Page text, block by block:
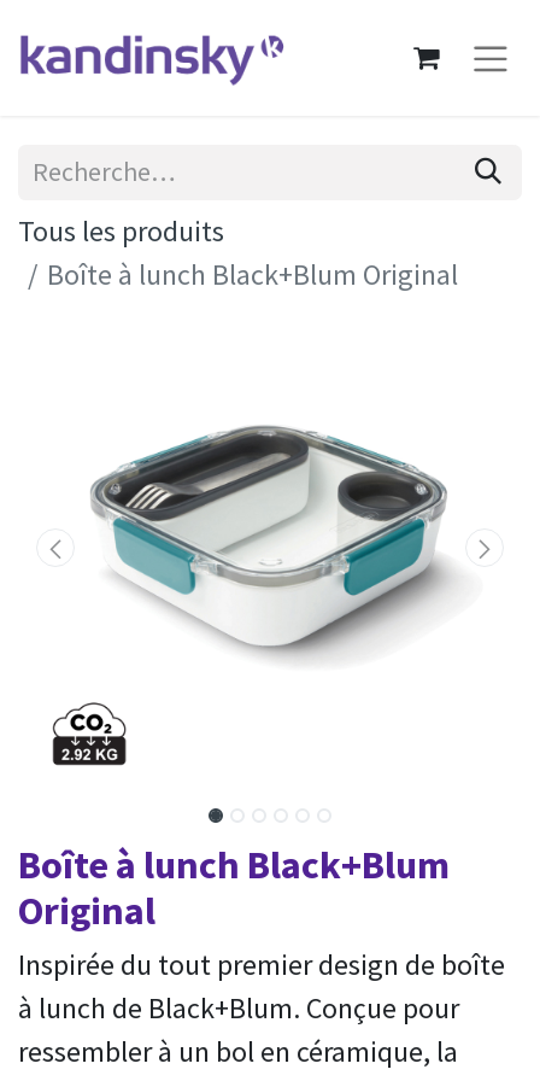
Tous les produits
Boîte à lunch Black+Blum Original
Boîte à lunch Black+Blum
Original
Inspirée du tout premier design de boîte
à lunch de Black+Blum. Conçue pour
ressembler à un bol en céramique, la